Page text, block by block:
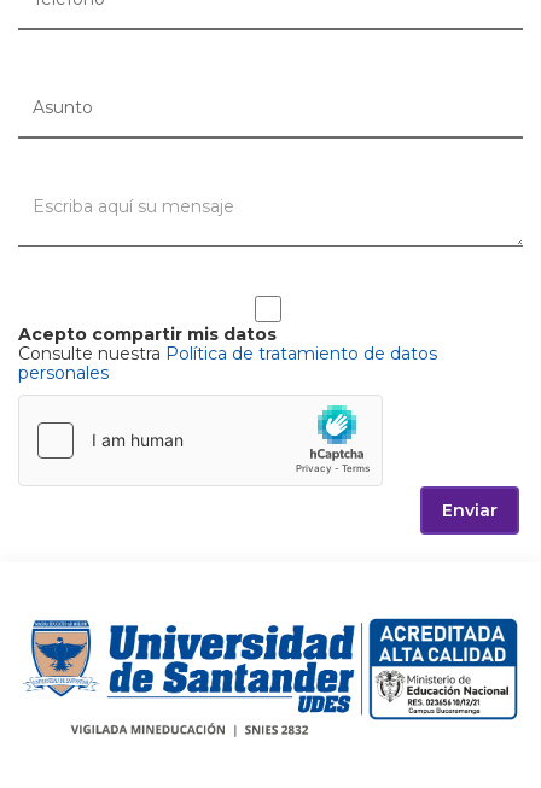
Acepto compartir mis datos
Consulte nuestra Política de tratamiento de datos
personales
Enviar